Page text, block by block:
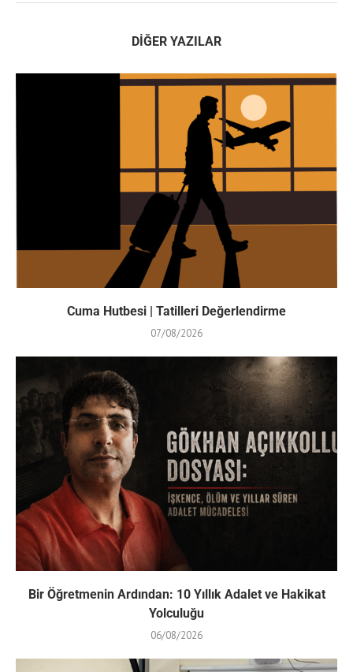
DIĞER YAZILAR
Cuma Hutbesi | Tatilleri Değerlendirme
07/08/2026
Bir Öğretmenin Ardından: 10 Yıllık Adalet ve Hakikat
Yolculuğu
06/08/2026